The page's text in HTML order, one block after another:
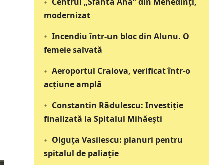
modernizat
Incendiu într-un bloc din Alunu. O
femeie salvată
Aeroportul Craiova, verificat într-o
acțiune amplă
Constantin Rădulescu: Investiție
finalizată la Spitalul Mihăești
Olguța Vasilescu: planuri pentru
spitalul de paliație